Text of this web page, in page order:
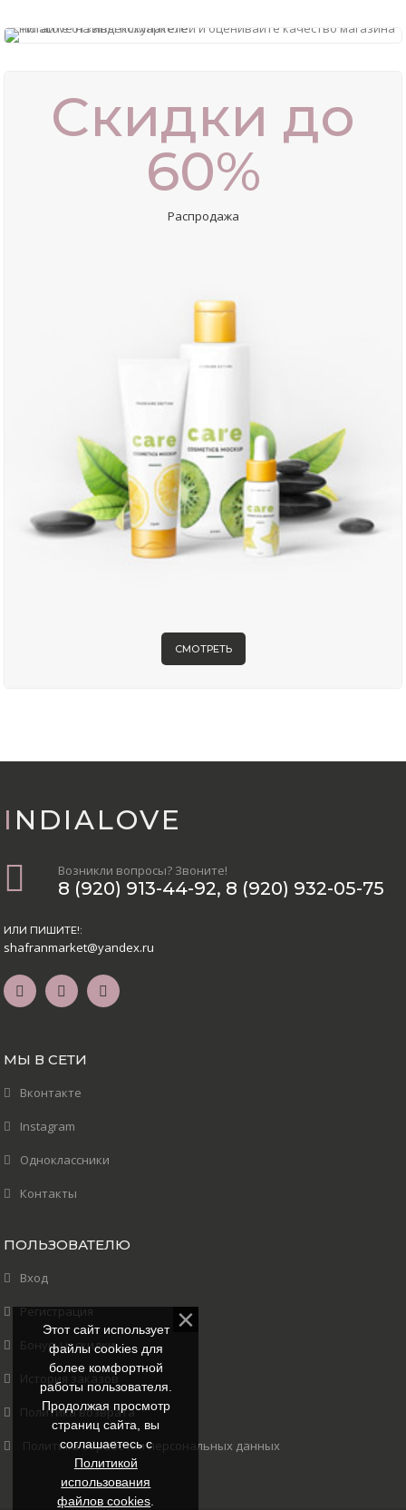
Скидки до
60%
Распродажа
СМОТРЕТЬ
INDIALOVE
Возникли вопросы? Звоните!
8 (920) 913-44-92, 8 (920) 932-05-75
ИЛИ ПИШИТЕ!:
shafranmarket@yandex.ru
МЫ В СЕТИ
Вконтакте
Instagram
Одноклассники
Контакты
ПОЛЬЗОВАТЕЛЮ
Вход
Регистрация
Бонусы и скидки
История заказов
Политика возврата
Политика обработки персональных данных
Этот сайт использует
файлы cookies для
более комфортной
работы пользователя.
Продолжая просмотр
страниц сайта, вы
соглашаетесь с
Политикой
использования
файлов cookies